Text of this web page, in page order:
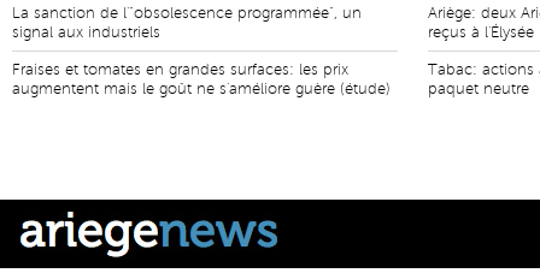
La sanction de l'"obsolescence programmée", un
signal aux industriels
Fraises et tomates en grandes surfaces: les prix
augmentent mais le goût ne s'améliore guère (étude)
Ariège: deux
reçus à l'Élysée
Tabac: actions
paquet neutre